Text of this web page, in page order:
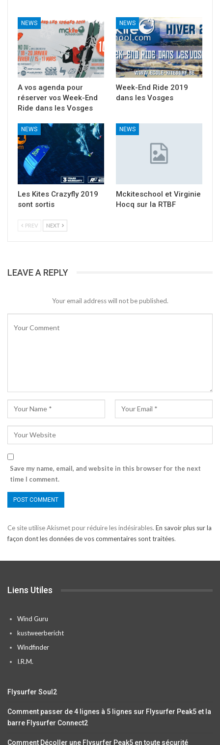
NEWS
A vos agenda pour
réserver vos Week-End
Ride dans les Vosges
NEWS
Week-End Ride 2019
dans les Vosges
NEWS
Les Kites Crazyfly 2019
sont sortis
NEWS
Mckiteschool et Virginie
Hocq sur la RTBF
PREV NEXT
LEAVE A REPLY
Your email address will not be published.
Save my name, email, and website in this browser for the next
time I comment.
Ce site utilise Akismet pour réduire les indésirables. En savoir plus sur la
façon dont les données de vos commentaires sont traitées.
Liens Utiles
Wind Guru
kustweerbericht
Windfinder
I.R.M.
Flysurfer Soul2
Comment passer de 4 lignes à 5 lignes sur Flysurfer Peak5 et la
barre Flysurfer Connect2
Comment Décoller une Flysurfer Peak5 en toute sécurité